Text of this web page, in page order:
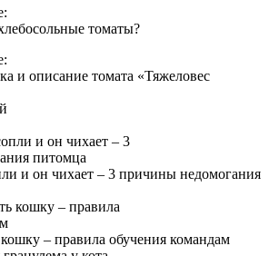
томаты?
и описание томата «Тяжеловес
и он чихает – 3 причины недомогания
– правила обучения командам